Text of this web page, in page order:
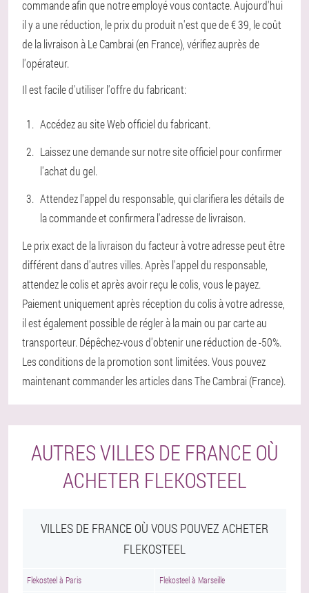
commande afin que notre employé vous contacte. Aujourd'hui
il y a une réduction, le prix du produit n'est que de € 39, le coût
de la livraison à Le Cambrai (en France), vérifiez auprès de
l'opérateur.
Il est facile d'utiliser l'offre du fabricant:
Accédez au site Web officiel du fabricant.
Laissez une demande sur notre site officiel pour confirmer
l'achat du gel.
Attendez l'appel du responsable, qui clarifiera les détails de
la commande et confirmera l'adresse de livraison.
Le prix exact de la livraison du facteur à votre adresse peut être
différent dans d'autres villes. Après l'appel du responsable,
attendez le colis et après avoir reçu le colis, vous le payez.
Paiement uniquement après réception du colis à votre adresse,
il est également possible de régler à la main ou par carte au
transporteur. Dépêchez-vous d'obtenir une réduction de -50%.
Les conditions de la promotion sont limitées. Vous pouvez
maintenant commander les articles dans The Cambrai (France).
AUTRES VILLES DE FRANCE OÙ
ACHETER FLEKOSTEEL
VILLES DE FRANCE OÙ VOUS POUVEZ ACHETER
FLEKOSTEEL
Flekosteel à Paris Flekosteel à Marseille